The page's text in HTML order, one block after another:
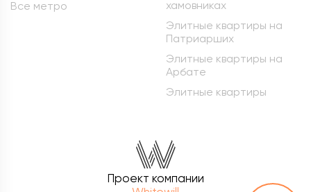
Все метро
хамовниках
Элитные квартиры на
Патриарших
Элитные квартиры на
Арбате
Элитные квартиры
Проект компании